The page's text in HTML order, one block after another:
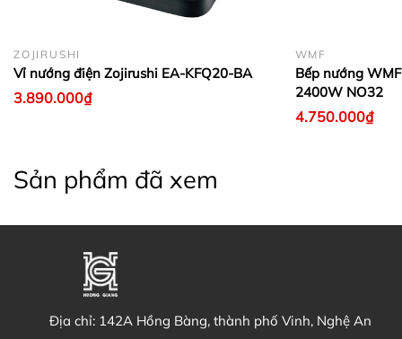
ZOJIRUSHI
Vỉ nướng điện Zojirushi EA-KFQ20-BA
3.890.000₫
WMF
Bếp nướng
2400W NO32
4.750.000₫
Sản phẩm đã xem
Địa chỉ: 142A Hồng Bàng, thành phố Vinh, Nghệ An